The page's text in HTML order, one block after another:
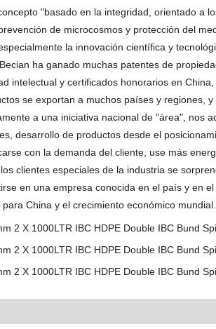
"basado en la integridad, orientado a
de microcosmos y protección del
la innovación científica y
ha ganado muchas patentes de
intelectual y certificados honorarios en
se exportan a muchos países y
a una iniciativa nacional de "área", nos
desarrollo de productos desde el
con la demanda del cliente, use más
clientes especiales de la industria se
en una empresa conocida en el país y en
China y el crecimiento económico mundial.